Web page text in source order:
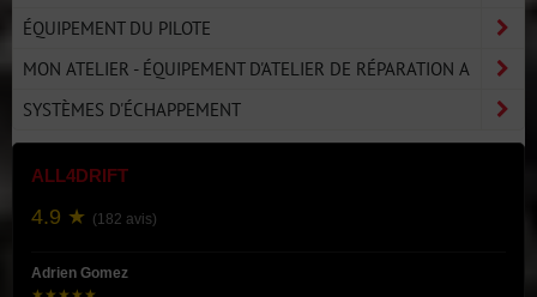
ÉQUIPEMENT DU PILOTE
MON ATELIER - ÉQUIPEMENT D'ATELIER DE RÉPARATION A
SYSTÈMES D'ÉCHAPPEMENT
ALL4DRIFT
4.9 ★ (182 avis)
Adrien Gomez